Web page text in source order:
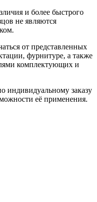
и более быстрого
не являются
от представленных
фурнитуре, а также
комплектующих и
индивидуальному заказу
её применения.